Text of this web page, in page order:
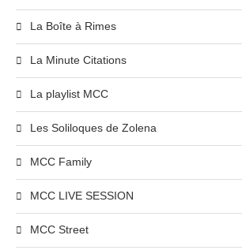
La Boîte à Rimes
La Minute Citations
La playlist MCC
Les Soliloques de Zolena
MCC Family
MCC LIVE SESSION
MCC Street